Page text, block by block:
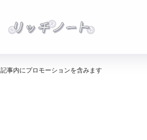
記事内にプロモーションを含みます